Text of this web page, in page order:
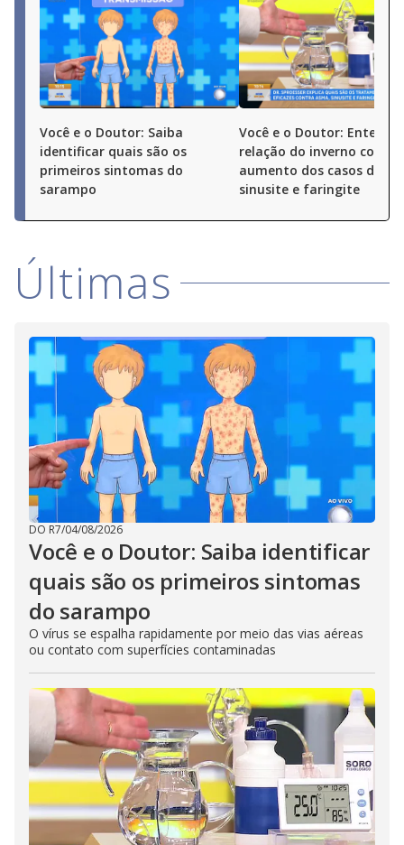
Você e o Doutor: Saiba
identificar quais são os
primeiros sintomas do
sarampo
Você e o Doutor: Entenda
relação do inverno com o
aumento dos casos de
sinusite e faringite
Últimas
DO R7/04/08/2026
Você e o Doutor: Saiba identificar
quais são os primeiros sintomas
do sarampo
O vírus se espalha rapidamente por meio das vias aéreas
ou contato com superfícies contaminadas